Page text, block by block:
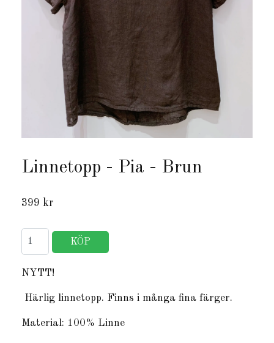
Linnetopp - Pia - Brun
399 kr
NYTT!
Härlig linnetopp. Finns i många fina färger.
Material: 100% Linne